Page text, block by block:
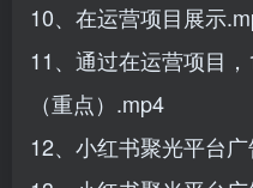
10、在运营项目展示
11、通过在运营项目
（重点）.mp4
12、小红书聚光平台